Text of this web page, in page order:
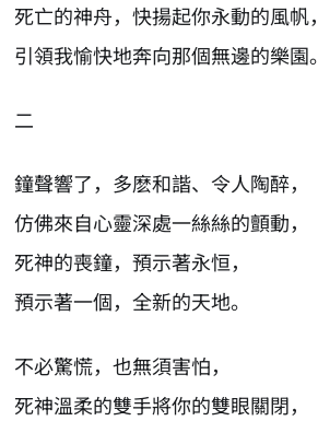
死亡的神舟，快揚起你永動的風帆，
引領我愉快地奔向那個無邊的樂園。
二
鐘聲響了，多麽和諧、令人陶醉，
仿佛來自心靈深處一絲絲的顫動，
死神的喪鐘，預示著永恒，
預示著一個，全新的天地。
不必驚慌，也無須害怕，
死神溫柔的雙手將你的雙眼關閉，